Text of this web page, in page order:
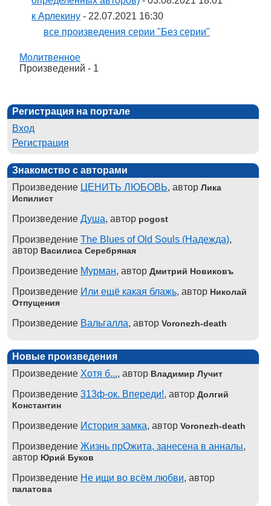
к Арлекину - 22.07.2021 16:30
все произведения серии "Без серии"
Молитвенное
Произведений - 1
Регистрация на портале
Вход
Регистрация
Знакомство с авторами
Произведение ЦЕНИТЬ ЛЮБОВЬ, автор Лика
Испилист
Произведение Душа, автор pogost
Произведение The Blues of Old Souls (Надежда),
автор Василиса Серебряная
Произведение Мурман, автор Дмитрий Новиковъ
Произведение Или ещё какая блажь, автор Николай
Отпущения
Произведение Вальгалла, автор Voronezh-death
Новые произведения
Произведение Хотя б..., автор Владимир Лучит
Произведение 313ф-ок. Впереди!, автор Долгий
Константин
Произведение История замка, автор Voronezh-death
Произведение Жизнь прОжита, занесена в анналы,
автор Юрий Буков
Произведение Не ищи во всём любви, автор
палатова